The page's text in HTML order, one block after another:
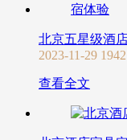
北京五星级酒
2023-11-29 1942
查看全文